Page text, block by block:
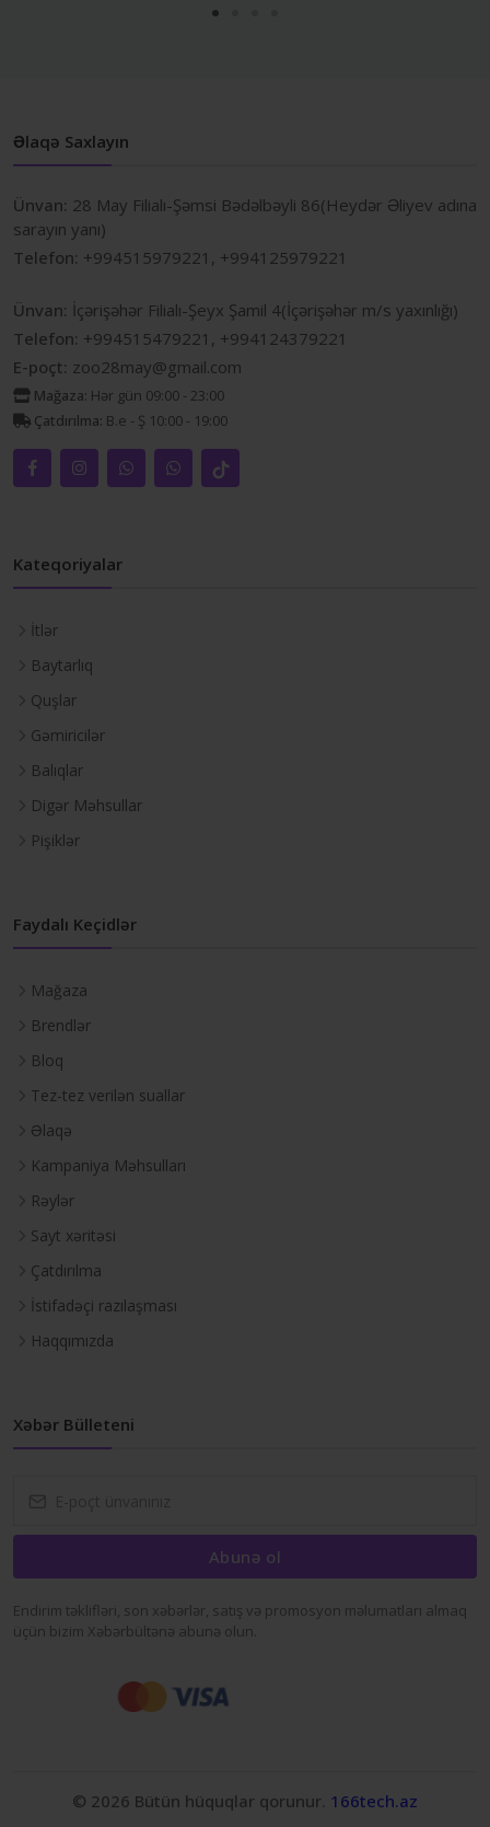
Əlaqə Saxlayın
Ünvan: 28 May Filialı-Şəmsi Bədəlbəyli 86(Heydər Əliyev adına
sarayın yanı)
Telefon: +994515979221, +994125979221
Ünvan: İçərişəhər Filialı-Şeyx Şamil 4(İçərişəhər m/s yaxınlığı)
Telefon: +994515479221, +994124379221
E-poçt: zoo28may@gmail.com
Mağaza: Hər gün 09:00 - 23:00
Çatdırılma: B.e - Ş 10:00 - 19:00
Kateqoriyalar
İtlər
Baytarlıq
Quşlar
Gəmiricilər
Balıqlar
Digər Məhsullar
Pişiklər
Faydalı Keçidlər
Mağaza
Brendlər
Bloq
Tez-tez verilən suallar
Əlaqə
Kampaniya Məhsulları
Rəylər
Sayt xəritəsi
Çatdırılma
İstifadəçi razılaşması
Haqqımızda
Xəbər Bülleteni
Abunə ol
Endirim təklifləri, son xəbərlər, satış və promosyon məlumatları almaq
üçün bizim Xəbərbültənə abunə olun.
© 2026 Bütün hüquqlar qorunur. 166tech.az